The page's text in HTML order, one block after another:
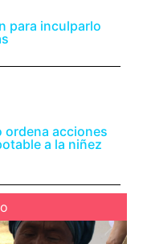
para inculparlo
ordena acciones
a la niñez